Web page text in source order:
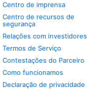
Centro de imprensa
Centro de recursos de
segurança
Relações com investidores
Termos de Serviço
Contestações do Parceiro
Como funcionamos
Declaração de privacidade